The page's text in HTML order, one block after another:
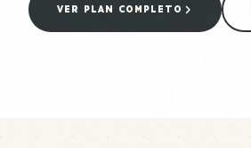
VER PLAN COMPLETO